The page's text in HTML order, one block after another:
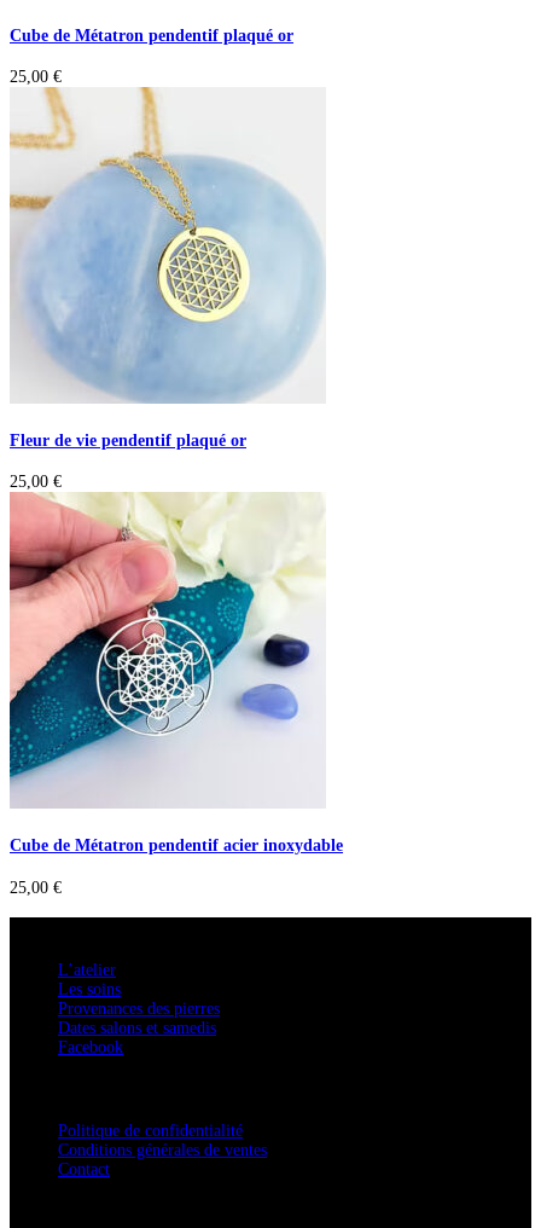
Cube de Métatron pendentif plaqué or
25,00 €
Fleur de vie pendentif plaqué or
25,00 €
Cube de Métatron pendentif acier inoxydable
25,00 €
L’atelier
Les soins
Provenances des pierres
Dates salons et samedis
Facebook
Politique de confidentialité
Conditions générales de ventes
Contact